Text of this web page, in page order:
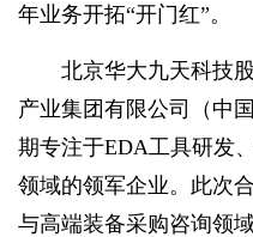
年业务开拓“开门红”。
北京华大九天科技
产业集团有限公司（中
期专注于EDA工具研发
领域的领军企业。此次
与高端装备采购咨询领